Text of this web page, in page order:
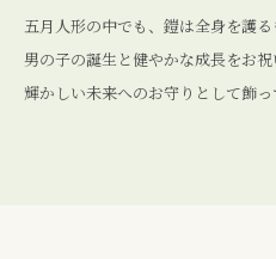
五月人形の中でも、鎧は全身を護る
男の子の誕生と健やかな成長をお祝
輝かしい未来へのお守りとして飾っ